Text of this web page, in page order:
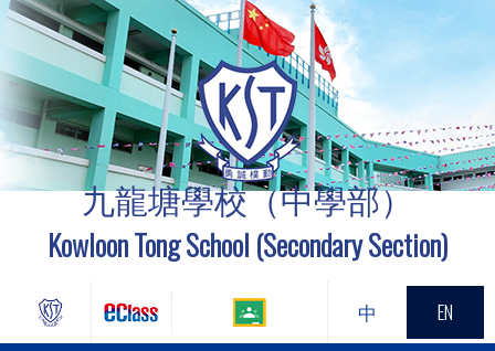
九龍塘學校（中學部）
Kowloon Tong School (Secondary Section)
中 EN